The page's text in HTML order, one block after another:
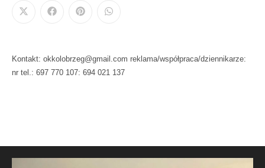
Kontakt: okkolobrzeg@gmail.com reklama/współpraca/dziennikarze:
nr tel.: 697 770 107: 694 021 137